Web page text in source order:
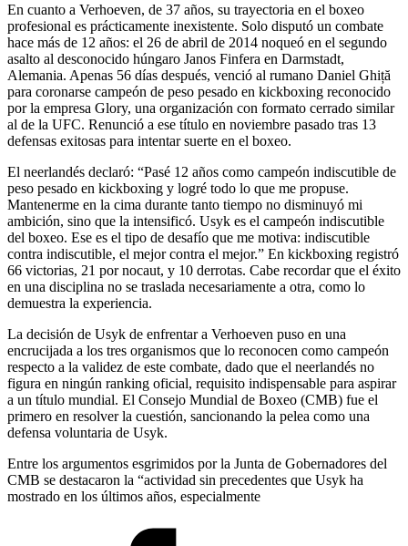
En cuanto a Verhoeven, de 37 años, su trayectoria en el boxeo
profesional es prácticamente inexistente. Solo disputó un combate
hace más de 12 años: el 26 de abril de 2014 noqueó en el segundo
asalto al desconocido húngaro Janos Finfera en Darmstadt,
Alemania. Apenas 56 días después, venció al rumano Daniel Ghiță
para coronarse campeón de peso pesado en kickboxing reconocido
por la empresa Glory, una organización con formato cerrado similar
al de la UFC. Renunció a ese título en noviembre pasado tras 13
defensas exitosas para intentar suerte en el boxeo.
El neerlandés declaró: “Pasé 12 años como campeón indiscutible de
peso pesado en kickboxing y logré todo lo que me propuse.
Mantenerme en la cima durante tanto tiempo no disminuyó mi
ambición, sino que la intensificó. Usyk es el campeón indiscutible
del boxeo. Ese es el tipo de desafío que me motiva: indiscutible
contra indiscutible, el mejor contra el mejor.” En kickboxing registró
66 victorias, 21 por nocaut, y 10 derrotas. Cabe recordar que el éxito
en una disciplina no se traslada necesariamente a otra, como lo
demuestra la experiencia.
La decisión de Usyk de enfrentar a Verhoeven puso en una
encrucijada a los tres organismos que lo reconocen como campeón
respecto a la validez de este combate, dado que el neerlandés no
figura en ningún ranking oficial, requisito indispensable para aspirar
a un título mundial. El Consejo Mundial de Boxeo (CMB) fue el
primero en resolver la cuestión, sancionando la pelea como una
defensa voluntaria de Usyk.
Entre los argumentos esgrimidos por la Junta de Gobernadores del
CMB se destacaron la “actividad sin precedentes que Usyk ha
mostrado en los últimos años, especialmente